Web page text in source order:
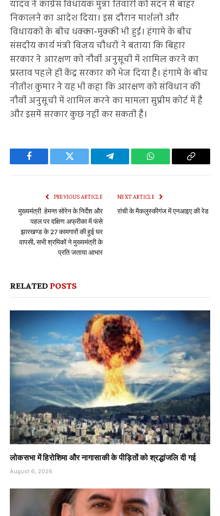
यादव ने कांग्रेस विधायक मुन्ना तिवारी को सदन से बाहर
निकालने का आदेश दिया। इस दौरान मार्शलों और
विधायकों के बीच धक्का-मुक्की भी हुई। हंगामे के बीच
संसदीय कार्य मंत्री विजय चौधरी ने बताया कि बिहार
सरकार ने आरक्षण को नौवीं अनुसूची में शामिल करने का
प्रस्ताव पहले ही केंद्र सरकार को भेज दिया है। हंगामे के बीच
नीतीश कुमार ने यह भी कहा कि आरक्षण को संविधान की
नौवीं अनुसूची में शामिल करने का मामला सुप्रीम कोर्ट में है
और इसमें सरकार कुछ नहीं कर सकती है।
Facebook Twitter Telegram WhatsApp Copy
PREVIOUS ARTICLE
मुख्यमंत्री हेमन्त सोरेन के निर्देश और
पहल पर दक्षिण अफ्रीका में फंसे
झारखण्ड के 27 कामगारों की हुई घर
वापसी, सभी श्रमिकों ने मुख्यमंत्री के
प्रति जताया आभार
NEXT ARTICLE
रांची के मैकलुस्कीगंज में एनआइए की रेड
RELATED POSTS
लोकसभा में हिरोशिमा और नागासाकी के पीड़ितों को श्रद्धांजलि दी गई
August 6, 2026